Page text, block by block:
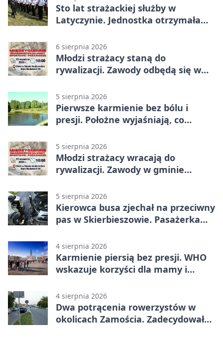
Sto lat strażackiej służby w
Latyczynie. Jednostka otrzymała
6 sierpnia 2026
Młodzi strażacy staną do
rywalizacji. Zawody odbędą się w
5 sierpnia 2026
Pierwsze karmienie bez bólu i
presji. Położne wyjaśniają, co
5 sierpnia 2026
Młodzi strażacy wracają do
rywalizacji. Zawody w gminie
5 sierpnia 2026
Kierowca busa zjechał na przeciwny
pas w Skierbieszowie. Pasażerka
4 sierpnia 2026
Karmienie piersią bez presji. WHO
wskazuje korzyści dla mamy i
4 sierpnia 2026
Dwa potrącenia rowerzystów w
okolicach Zamościa. Zadecydowało